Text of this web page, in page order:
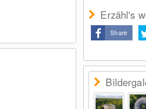
Erzähl's
Share